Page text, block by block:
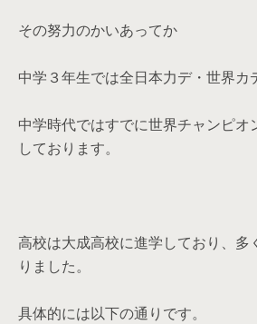
その努力のかいあってか
中学３年生では全日本力デ・世界カ
中学時代ではすでに世界チャンピオ
しております。
高校は大成高校に進学しており、多
りました。
具体的には以下の通りです。